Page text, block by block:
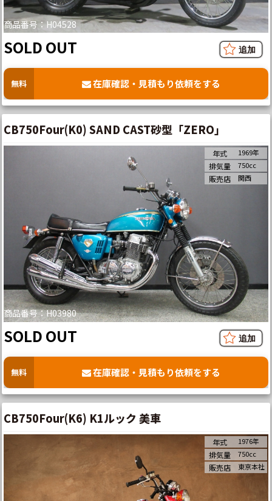
商品番号：H04528
SOLD OUT
無料 在庫確認・見積もり依頼をする
CB750Four(K0) SAND CAST砂型「ZERO」
商品番号：H03980
年式 1969年
排気量 750cc
販売店 関西
SOLD OUT
無料 在庫確認・見積もり依頼をする
CB750Four(K6) K1ルック 美車
年式 1976年
排気量 750cc
販売店 東京本社